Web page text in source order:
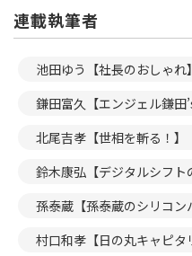
連載執筆者
池田ゆう【社長のおしゃれ】
鎌田富久【エンジェル鎌田
北尾吉孝【世相を斬る！】
鈴木康弘【デジタルシフト
孫泰蔵【孫泰蔵のシリコン
村口和孝【日の丸キャピタ